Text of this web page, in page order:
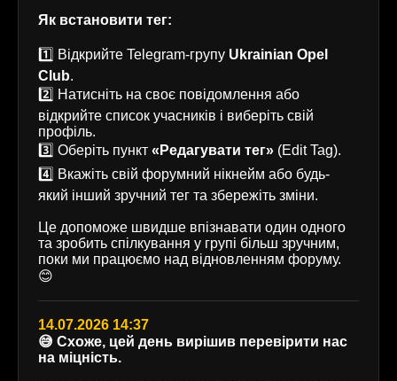
Як встановити тег:
1️⃣ Відкрийте Telegram-групу Ukrainian Opel
Club.
2️⃣ Натисніть на своє повідомлення або
відкрийте список учасників і виберіть свій
профіль.
3️⃣ Оберіть пункт «Редагувати тег» (Edit Tag).
4️⃣ Вкажіть свій форумний нікнейм або будь-
який інший зручний тег та збережіть зміни.
Це допоможе швидше впізнавати один одного
та зробить спілкування у групі більш зручним,
поки ми працюємо над відновленням форуму.
😊
14.07.2026 14:37
😅 Схоже, цей день вирішив перевірити нас
на міцність.